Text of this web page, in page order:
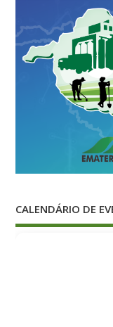
CALENDÁRIO DE